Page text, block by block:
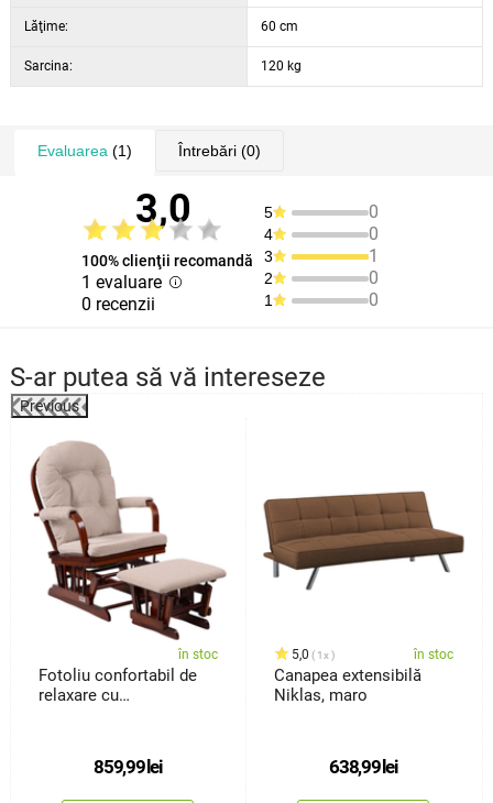
Înălțime reglabilă a șezutului43-52 cm
Înălțimea brațelor
Lățimea brațelor7 cm
Lăţime: 60 cm
Sarcina: 120 kg
Evaluarea (1) Întrebări(0)
3,0
100% clienţii recomandă
1 evaluare
0 recenzii
5 0
4 0
3 1
2 0
1 0
S-ar putea să vă intereseze
Previous
în stoc
Fotoliu confortabil de
relaxare cu
859,99lei
5,0 1x în stoc
Canapea extensibilă
Niklas, maro
638,99lei